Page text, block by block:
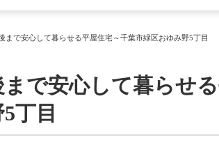
リア 木更津エリア
まで安心して暮らせる平屋住宅～千葉市緑区おゆみ野5丁目
で安心して暮らせ
丁目